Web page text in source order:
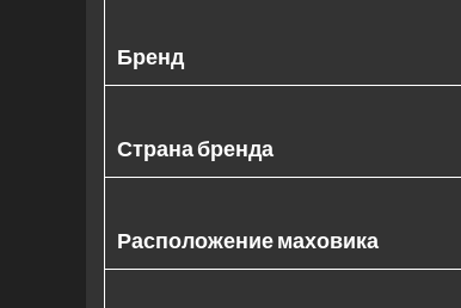
Бренд
Страна бренда
Расположение маховика